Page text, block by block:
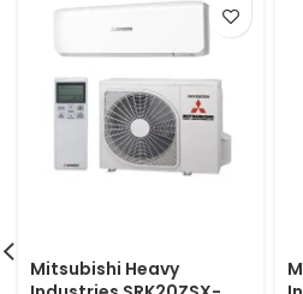
Mitsubishi Heavy